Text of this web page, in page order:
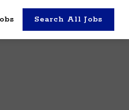
Search All Jobs